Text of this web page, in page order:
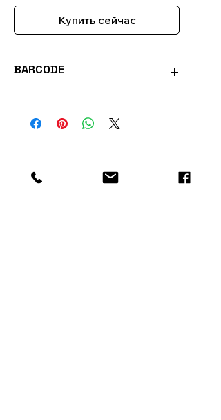
Купить сейчас
BARCODE